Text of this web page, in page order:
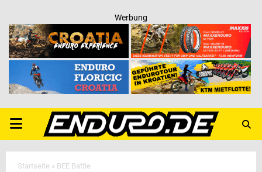
Werbung
PRIMARY
MENU
Startseite » BEE Battle